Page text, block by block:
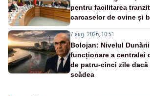
pentru facilitarea
carcaselor de ovine și
7 aug. 2026, 10:51
Bolojan: Nivelul
funcționare a centralei
de patru-cinci zile
scădea